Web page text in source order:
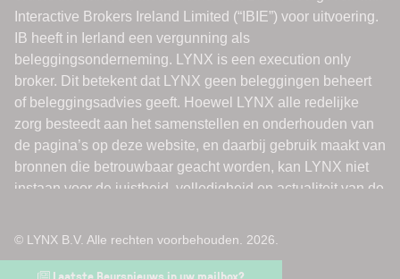
© LYNX B.V. Alle rechten voorbehouden. 2026.